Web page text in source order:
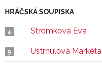
HRÁČSKÁ SOUPISKA
4 Stromková Eva
9 Ustrnulová Markéta